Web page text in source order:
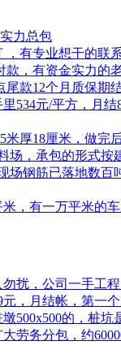
力总包
，有专业想干的联
款，有资金实力的
款12个月质保期
534元/平方，月
厚18厘米，做完
，承包的形式
钢筋已落地数
，有一万平米的
扰，公司一手工程
，月结帐，第一
500x500的，桩
务分包，约